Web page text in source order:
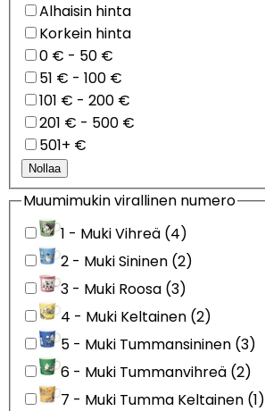
Alhaisin hinta
Korkein hinta
0 € - 50 €
51 € - 100 €
101 € - 200 €
201 € - 500 €
501+ €
Nollaa
Muumimukin virallinen numero
1 - Muki Vihreä (4)
2 - Muki Sininen (2)
3 - Muki Roosa (3)
4 - Muki Keltainen (2)
5 - Muki Tummansininen (3)
6 - Muki Tummanvihreä (2)
7 - Muki Tumma Keltainen (1)